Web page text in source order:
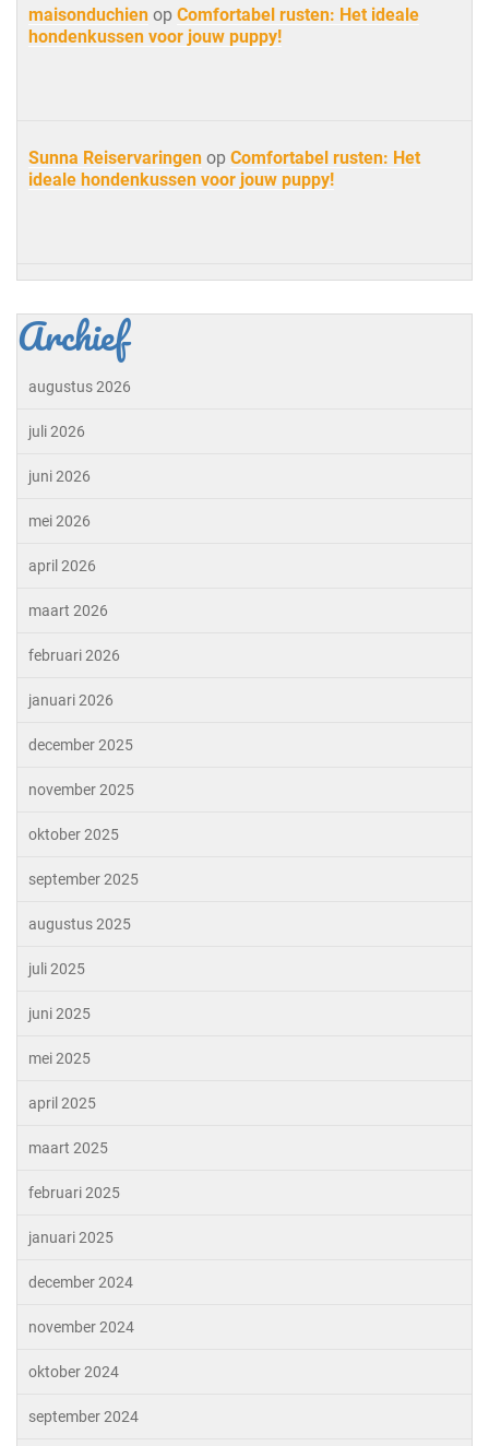
maisonduchien op Comfortabel rusten: Het ideale
hondenkussen voor jouw puppy!
Sunna Reiservaringen op Comfortabel rusten: Het
ideale hondenkussen voor jouw puppy!
Archief
augustus 2026
juli 2026
juni 2026
mei 2026
april 2026
maart 2026
februari 2026
januari 2026
december 2025
november 2025
oktober 2025
september 2025
augustus 2025
juli 2025
juni 2025
mei 2025
april 2025
maart 2025
februari 2025
januari 2025
december 2024
november 2024
oktober 2024
september 2024